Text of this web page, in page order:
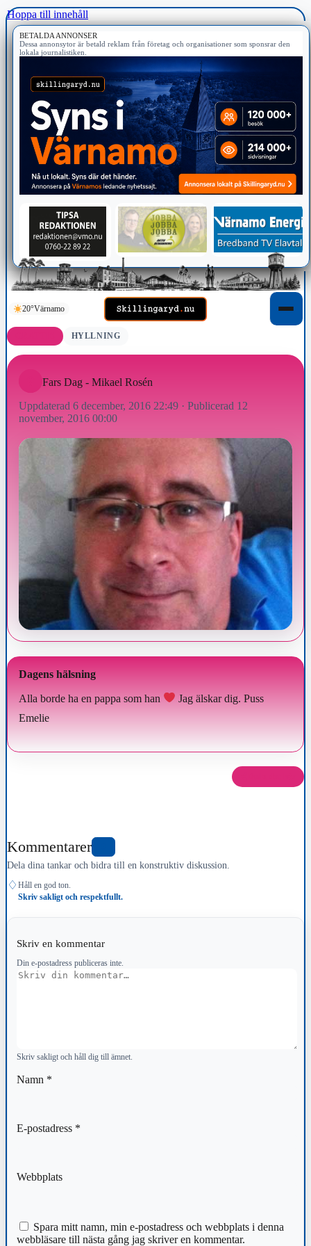
Hoppa till innehåll
BETALDA ANNONSER
Dessa annonsytor är betald reklam från företag och organisationer som sponsrar den
lokala journalistiken.
20°Värnamo
HYLLNING
Fars Dag - Mikael Rosén
Uppdaterad 6 december, 2016 22:49 · Publicerad 12
november, 2016 00:00
Dagens hälsning
Alla borde ha en pappa som han
Jag älskar dig. Puss
Emelie
Kommentarer
Dela dina tankar och bidra till en konstruktiv diskussion.
♢ Håll en god ton.
Skriv sakligt och respektfullt.
Skriv en kommentar
Din e-postadress publiceras inte.
Kommentar
Skriv sakligt och håll dig till ämnet.
Namn *
E-postadress *
Webbplats
Spara mitt namn, min e-postadress och webbplats i denna
webbläsare till nästa gång jag skriver en kommentar.